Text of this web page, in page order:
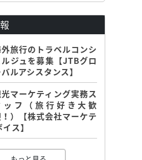
旅行のトラベルコンシ
ルジュを募集【JTBグロ
ルアシスタンス】
マーケティング実務ス
ッフ（旅行好き大歓
）【株式会社マーケテ
ス】